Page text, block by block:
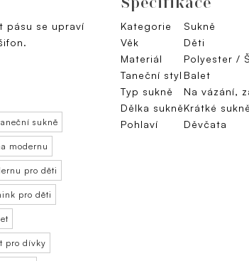
pásu se upraví
sukně
modernu
pro děti
pro děti
pro dívky
Kategorie
Sukně
Věk
Děti
Materiál
Polyester /
Taneční styl Balet
Typ sukně
Na vázání,
Dělka sukněKrátké sukně
Pohlaví
Děvčata